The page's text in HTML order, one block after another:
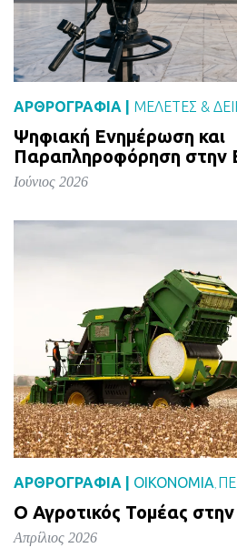
ΑΡΘΡΟΓΡΑΦΙΑ | ΜΕΛΈΤΕΣ &
Ψηφιακή Ενημέρωση και
Παραπληροφόρηση στην
Ιούνιος 2026
ΑΡΘΡΟΓΡΑΦΙΑ | ΟΙΚΟΝΟΜΙΑ,
Ο Αγροτικός Τομέας
Απρίλιος 2026